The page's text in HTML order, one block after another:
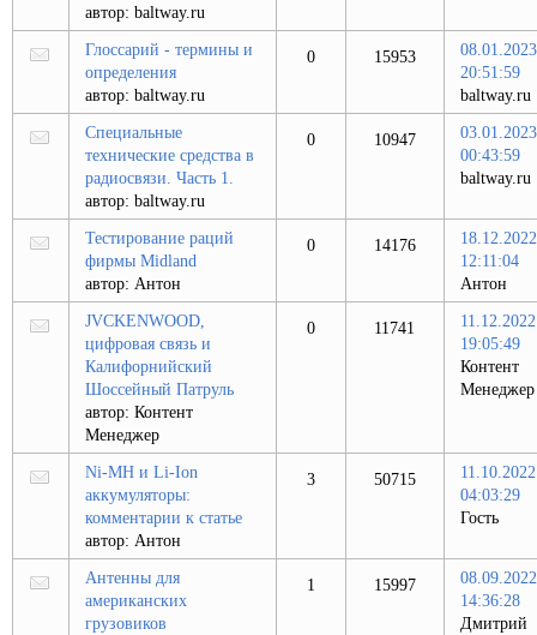
автор: baltway.ru
Глоссарий - термины и
определения
автор: baltway.ru
0 15953
08.01.2023
20:51:59
baltway.ru
Специальные
технические средства в
радиосвязи. Часть 1.
автор: baltway.ru
0 10947
03.01.2023
00:43:59
baltway.ru
Тестирование раций
фирмы Midland
автор: Антон
0 14176
18.12.2022
12:11:04
Антон
JVCKENWOOD,
цифровая связь и
Калифорнийский
Шоссейный Патруль
автор: Контент
Менеджер
0 11741
11.12.2022
19:05:49
Контент
Менеджер
Ni-MH и Li-Ion
аккумуляторы:
комментарии к статье
автор: Антон
3 50715
11.10.2022
04:03:29
Гость
Антенны для
американских
грузовиков
1 15997
08.09.2022
14:36:28
Дмитрий